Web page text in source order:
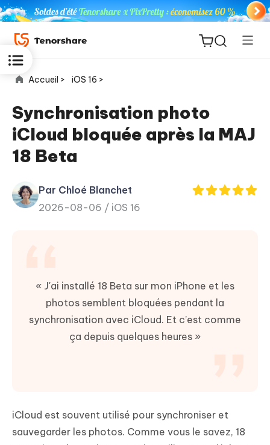
for iOS
PDNob
PDF
New
Accueil > iOS 16 >
Synchronisation photo
iCloud bloquée après la MAJ
18 Beta
Par Chloé Blanchet
2026-08-06 / iOS 16
« J'ai installé 18 Beta sur mon iPhone et les
photos semblent bloquées pendant la
synchronisation avec iCloud. Et c’est comme
ça depuis quelques heures »
iCloud est souvent utilisé pour synchroniser et
sauvegarder les photos. Comme vous le savez, 18